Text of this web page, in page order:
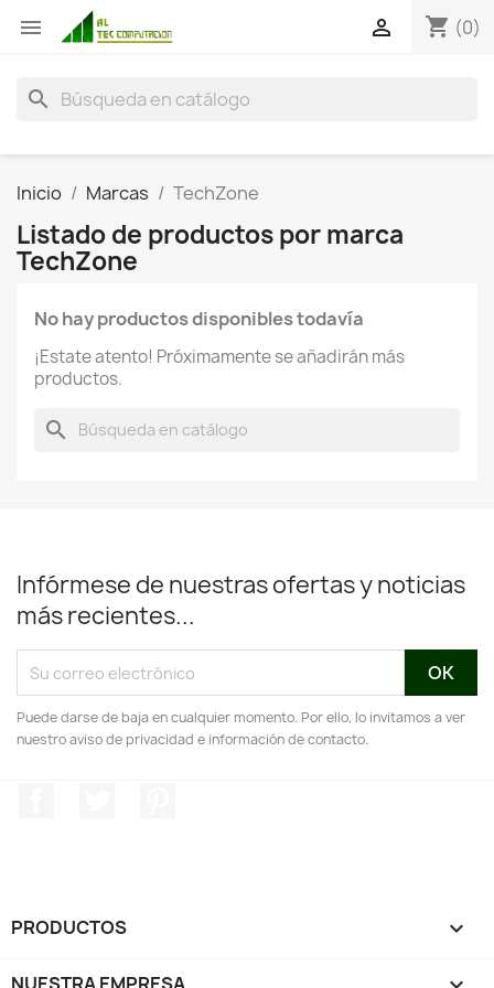
 shopping_cart (0)

search
Inicio Marcas TechZone
Listado de productos por marca
TechZone
No hay productos disponibles todavía
¡Estate atento! Próximamente se añadirán más
productos.
search
Infórmese de nuestras ofertas y noticias
más recientes...
Puede darse de baja en cualquier momento. Por ello, lo invitamos a ver
nuestro aviso de privacidad e información de contacto.
PRODUCTOS 